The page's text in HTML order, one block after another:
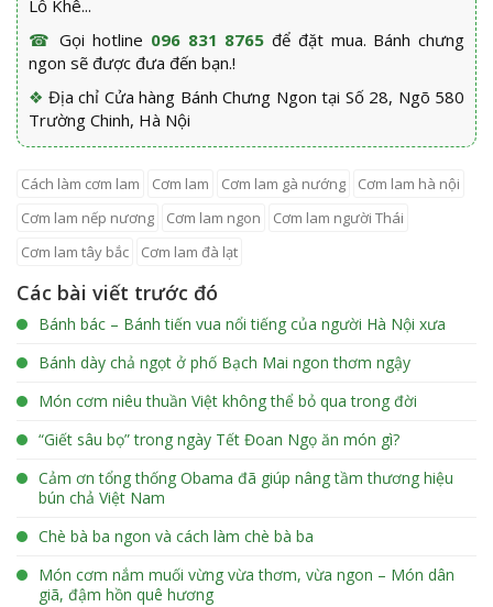
Lỗ Khê...
☎ Gọi hotline 096 831 8765 để đặt mua. Bánh chưng
ngon sẽ được đưa đến bạn.!
❖ Địa chỉ Cửa hàng Bánh Chưng Ngon tại Số 28, Ngõ 580
Trường Chinh, Hà Nội
cách làm cơm lam cơm lam cơm lam gà nướng
cơm lam hà nội
cơm lam nếp nương
cơm lam ngon
cơm lam người Thái
cơm lam tây bắc
cơm lam đà lạt
Các bài viết trước đó
Bánh bác – Bánh tiến vua nổi tiếng của người Hà Nội xưa
Bánh dày chả ngọt ở phố Bạch Mai ngon thơm ngậy
Món cơm niêu thuần Việt không thể bỏ qua trong đời
“Giết sâu bọ” trong ngày Tết Đoan Ngọ ăn món gì?
Cảm ơn tổng thống Obama đã giúp nâng tầm thương hiệu
bún chả Việt Nam
Chè bà ba ngon và cách làm chè bà ba
Món cơm nắm muối vừng vừa thơm, vừa ngon – Món dân
giã, đậm hồn quê hương